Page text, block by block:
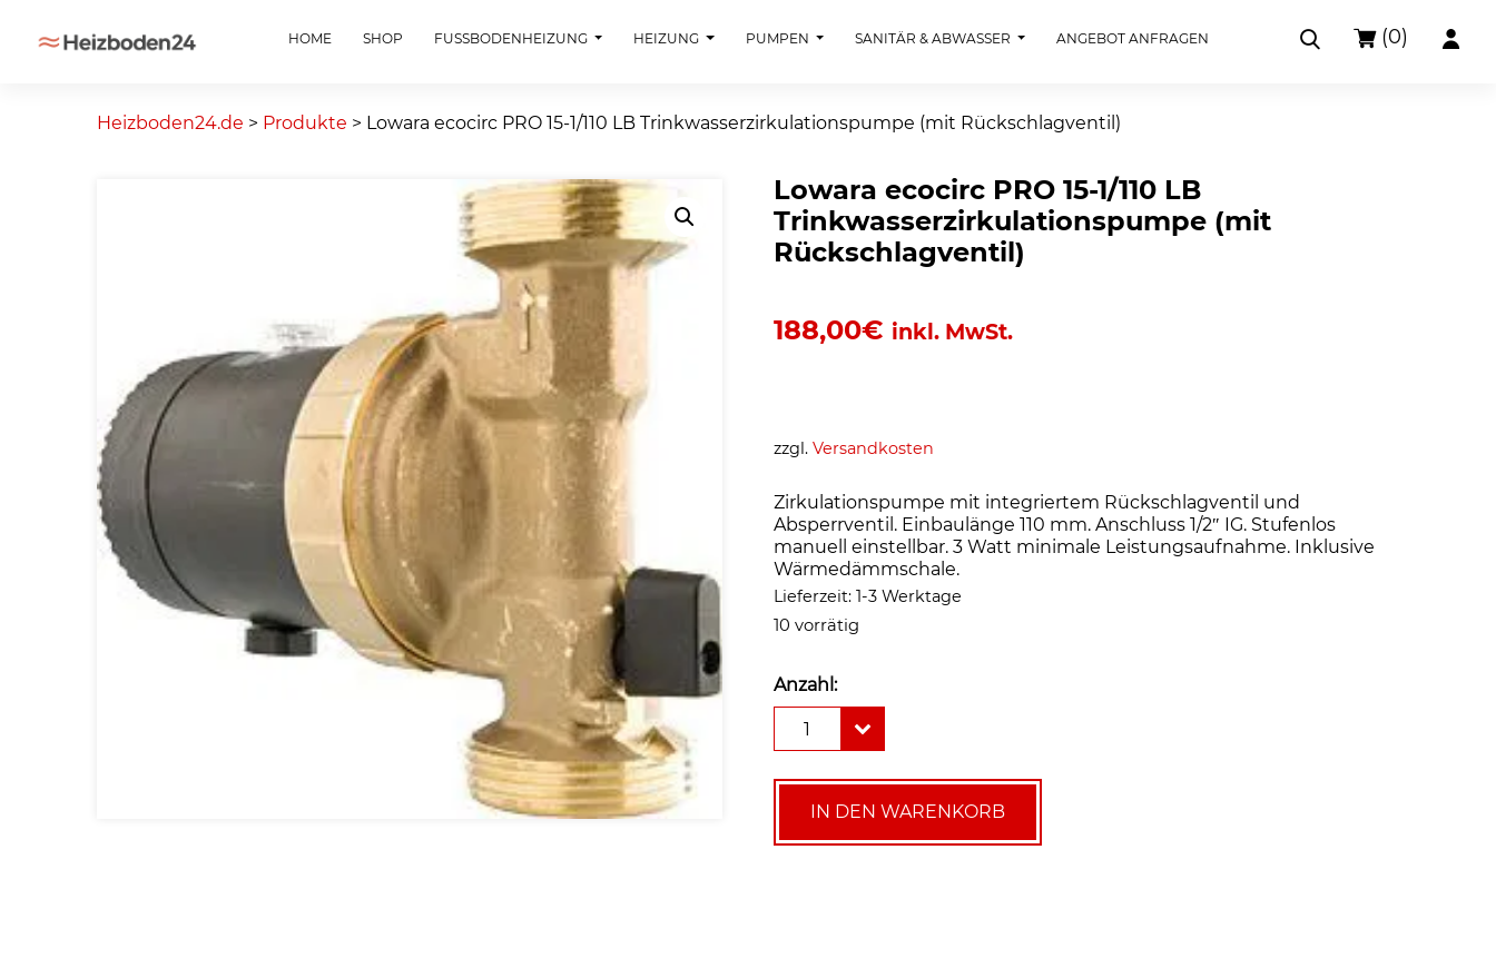
HOME SHOP FUSSBODENHEIZUNG HEIZUNG PUMPEN SANITÄR & ABWASSER ANGEBOT ANFRAGEN (0)
Heizboden24.de > Produkte > Lowara ecocirc PRO 15-1/110 LB Trinkwasserzirkulationspumpe (mit Rückschlagventil)
Lowara ecocirc PRO 15-1/110 LB
Trinkwasserzirkulationspumpe (mit
Rückschlagventil)
188,00€ inkl. MwSt.
zzgl.Versandkosten
Zirkulationspumpe mit integriertem Rückschlagventil und
Absperrventil. Einbaulänge 110 mm. Anschluss 1/2″ IG. Stufenlos
manuell einstellbar. 3 Watt minimale Leistungsaufnahme. Inklusive
Wärmedämmschale.
Lieferzeit:1-3 Werktage
10 vorrätig
Anzahl:
ecocirc
15-
Trinkwasserzirkulationspumpe
1
IN DEN WARENKORB